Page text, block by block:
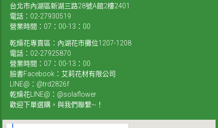
台北市內湖區新湖三路28號A館2樓2401
電話：02-27930519
營業時間：07：00-13：00
乾燥花專賣區：內湖花市攤位1207-1208
電話：02-27925870
營業時間：07：00-13：00
臉書Facebook：艾莉花材有限公司
LINE@：@trd2826f
乾燥花LINE@：@solaflower
歡迎下單選購，與我們聯繫~！